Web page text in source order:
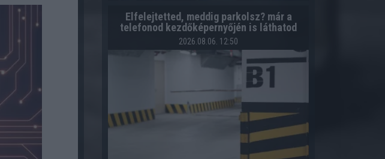
Elfelejtetted, meddig parkolsz? már a
telefonod kezdőképernyőjén is láthatod
2026.08.06. 12:50